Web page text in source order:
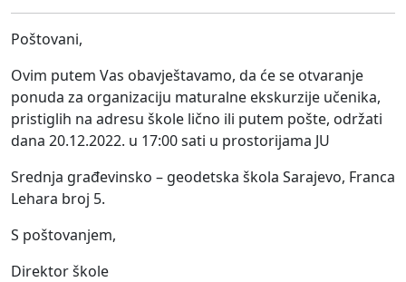
Poštovani,
Ovim putem Vas obavještavamo, da će se otvaranje
ponuda za organizaciju maturalne ekskurzije učenika,
pristiglih na adresu škole lično ili putem pošte, održati
dana 20.12.2022. u 17:00 sati u prostorijama JU
Srednja građevinsko – geodetska škola Sarajevo, Franca
Lehara broj 5.
S poštovanjem,
Direktor škole